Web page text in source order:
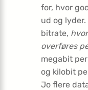
for, hvor
ud og
bitrate,
overføres
megabit
og kilobit
Jo flere